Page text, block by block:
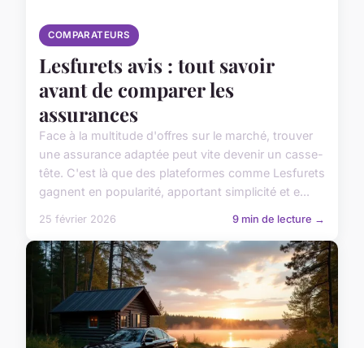
COMPARATEURS
Lesfurets avis : tout savoir
avant de comparer les
assurances
Face à la multitude d'offres sur le marché, trouver
une assurance adaptée peut vite devenir un casse-
tête. C'est là que des plateformes comme Lesfurets
gagnent en popularité, apportant simplicité et e...
25 février 2026 9 min de lecture →